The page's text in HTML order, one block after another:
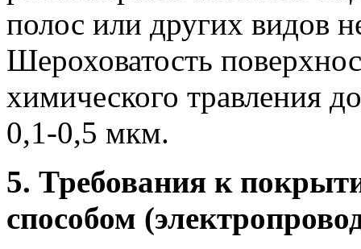
полос или других видов
Шероховатость
химического травления
0,1-0,5 мкм.
5. Требования к
способом